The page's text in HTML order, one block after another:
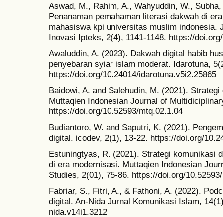
Aswad, M., Rahim, A., Wahyuddin, W.,
Penanaman pemahaman literasi dakwah di
mahasiswa kpi universitas muslim indonesia.
Inovasi Ipteks, 2(4), 1141-1148. https://
Awaluddin, A. (2023). Dakwah digital habib
penyebaran syiar islam moderat. Idarotuna,
https://doi.org/10.24014/idarotuna.v5i2.25865
Baidowi, A. and Salehudin, M. (2021).
Muttaqien Indonesian Journal of
https://doi.org/10.52593/mtq.02.1.04
Budiantoro, W. and Saputri, K. (2021).
digital. icodev, 2(1), 13-22. https://doi.org/
Estuningtyas, R. (2021). Strategi komunikasi
di era modernisasi. Muttaqien Indonesian
Studies, 2(01), 75-86. https://doi.org/
Fabriar, S., Fitri, A., & Fathoni, A. (2022).
digital. An-Nida Jurnal Komunikasi Islam,
nida.v14i1.3212